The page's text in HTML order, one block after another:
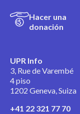
Hacer una
donación
UPR Info
3, Rue de Varembé
4 piso
1202 Geneva, Suiza
+41 22 321 77 70